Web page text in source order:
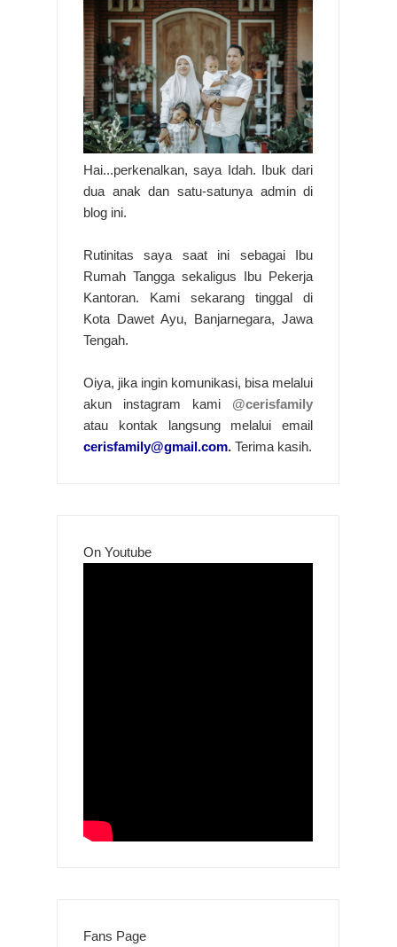
Hai...perkenalkan, saya Idah. Ibuk dari
dua anak dan satu-satunya admin di
blog ini.
Rutinitas saya saat ini sebagai Ibu
Rumah Tangga sekaligus Ibu Pekerja
Kantoran. Kami sekarang tinggal di
Kota Dawet Ayu, Banjarnegara, Jawa
Tengah.
Oiya, jika ingin komunikasi, bisa melalui
akun instagram kami @cerisfamily
atau kontak langsung melalui email
cerisfamily@gmail.com. Terima kasih.
On Youtube
Fans Page